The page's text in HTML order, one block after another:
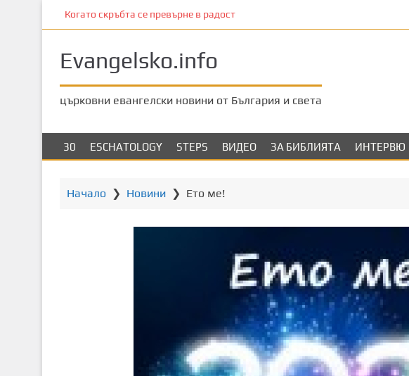
к
Когато скръбта се превърне в радост
Evangelsko.info
църковни евангелски новини от България и света
30 ESCHATOLOGY STEPS ВИДЕО ЗА БИБЛИЯТА ИНТЕРВЮ
Начало ❯ Новини❯ Ето ме!